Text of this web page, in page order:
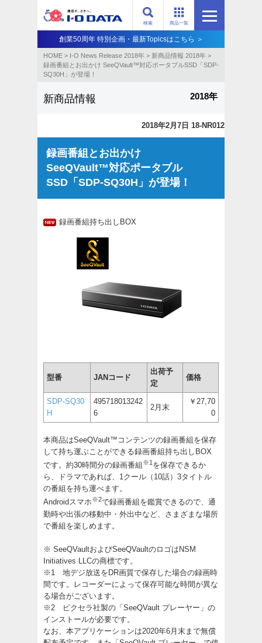
商品一覧
検索
創業50周年 特別企画・最新Topicsはこちら ＞
HOME > I-O News Release 2018年 > 新商品情報 2018年 >
録画番組とお出かけ SeeQVault™対応ポータブルSSD「SDP-
SQ30H」が登場！
新商品情報 2018年
2018年2月7日 18-NR012
録画番組とお出かけ
SeeQVault™対応ポータブル
SSD「SDP-SQ30H」が登場！
録画番組持ち出しBOX
型番 JANコード
出荷予
定
価格
SDP-SQ30
H
495718013242
6
2月末
￥27,70
0
本商品はSeeQVault™コンテンツの録画番組を保存
して持ち運ぶことができる録画番組持ち出しBOX
です。約30時間分の録画番組 ※1 を保存できるか
ら、ドラマであれば、1クール（10話）3タイトル
の番組を持ち運べます。
Androidスマホ※2で録画番組を鑑賞できるので、通
勤時や出張の移動中・外出中など、さまざまな場所
で番組を楽しめます。
※ SeeQVaultおよびSeeQVaultのロゴはNSM
Initiatives LLCの商標です。
※1 地デジ放送をDR画質で保存した場合の録画時
間です。レコーダーによって保存可能な時間が異な
る場合がございます。
※2 ピクセラ社製の「SeeQVault プレーヤー」の
インストールが必要です。
なお、本アプリケーションは2020年6月末まで無償